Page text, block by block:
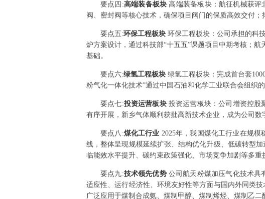
要点 四 :高端装备板块 高端装备板块：航征机械获评
阀、密封阀等核心技术，确保项目阀门的保质高效交付
要点五:环保工程板块 环保工程板块：公司承担的科
炉方案设计，通过科技部“十五五”课题项目中期考核；
基础。
要点六:绿氢工程板块绿氢工程板块：完成首台套
粉气化一体化技术”通过中国石油和化学工业联合会组织
要点七:投资运营板块 投资运营板块：公司增资控股
有序开展，新乡气体顺利获批高新技术企业，成为公司数
要点 八 :煤化工行业 2025年，我国煤化工行业在规
线，整体呈现规模延续扩张、结构优化升级、低碳转型
临能效水平提升、碳约束政策强化、市场竞争加剧等多重
要点九:技术领先优势 公司航天粉煤加压气化技术具
适应性、运行经济性、环境友好性等方面与国内外同类
广泛应用于煤制合成氨、煤制甲醇、煤制烯烃、煤制乙二